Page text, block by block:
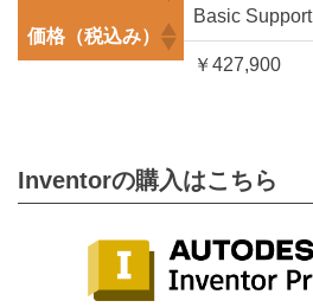
価格（税込み）
Basic Support
￥427,900
Inventorの購入はこちら